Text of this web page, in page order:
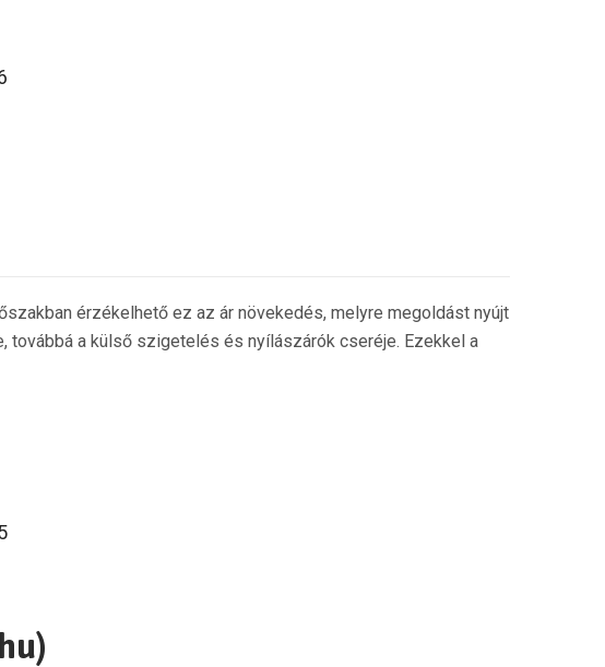
érzékelhető ez az ár növekedés, melyre megoldást nyújt
a külső szigetelés és nyílászárók cseréje. Ezekkel a